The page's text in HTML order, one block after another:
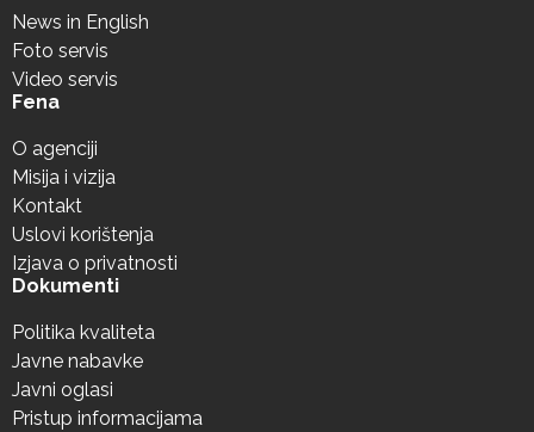
News in English
Foto servis
Video servis
Fena
O agenciji
Misija i vizija
Kontakt
Uslovi korištenja
Izjava o privatnosti
Dokumenti
Politika kvaliteta
Javne nabavke
Javni oglasi
Pristup informacijama